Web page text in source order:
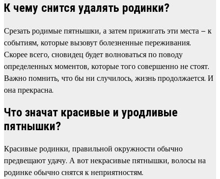
К чему снится удалять родинки?
Срезать родимые пятнышки, а затем прижигать эти места – к
событиям, которые вызовут болезненные переживания.
Скорее всего, сновидец будет волноваться по поводу
определенных моментов, которые того совершенно не стоят.
Важно помнить, что бы ни случилось, жизнь продолжается. И
она прекрасна.
Что значат красивые и уродливые
пятнышки?
Красивые родинки, правильной окружности обычно
предвещают удачу. А вот некрасивые пятнышки, волосы на
родинке обычно снятся к неприятностям.